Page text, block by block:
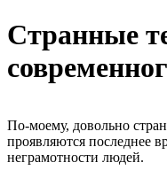
Странные
По-моему, довольно
проявляются последнее
неграмотности людей.